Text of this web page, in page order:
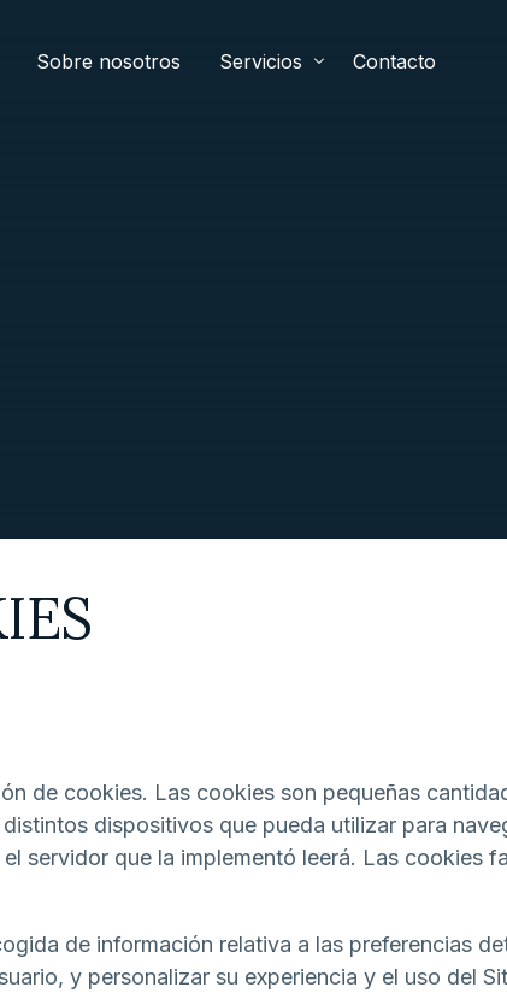
Sobre nosotros Servicios Contacto
de cookies. Las cookies son pequeñas
dispositivos que pueda utilizar para
servidor que la implementó leerá. Las cookies
de información relativa a las preferencias
y personalizar su experiencia y el uso del